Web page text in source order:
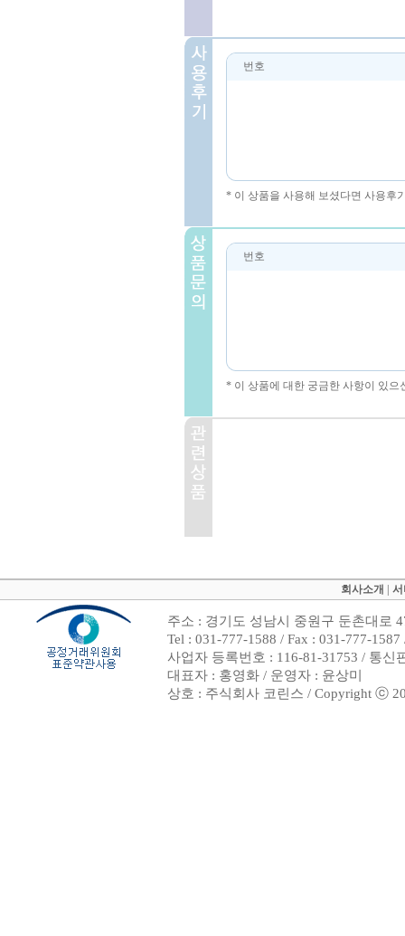
번호
* 이 상품을 사용해 보셨다면 사용후
번호
* 이 상품에 대한 궁금한 사항이 있
회사소개
주소 : 경기도 성남시 중원구 둔촌대로
Tel : 031-777-1588 / Fax : 031-777-
사업자 등록번호 : 116-81-31753 / 통신
대표자 : 홍영화 / 운영자 : 윤상미
상호 : 주식회사 코린스 / Copyright ⓒ